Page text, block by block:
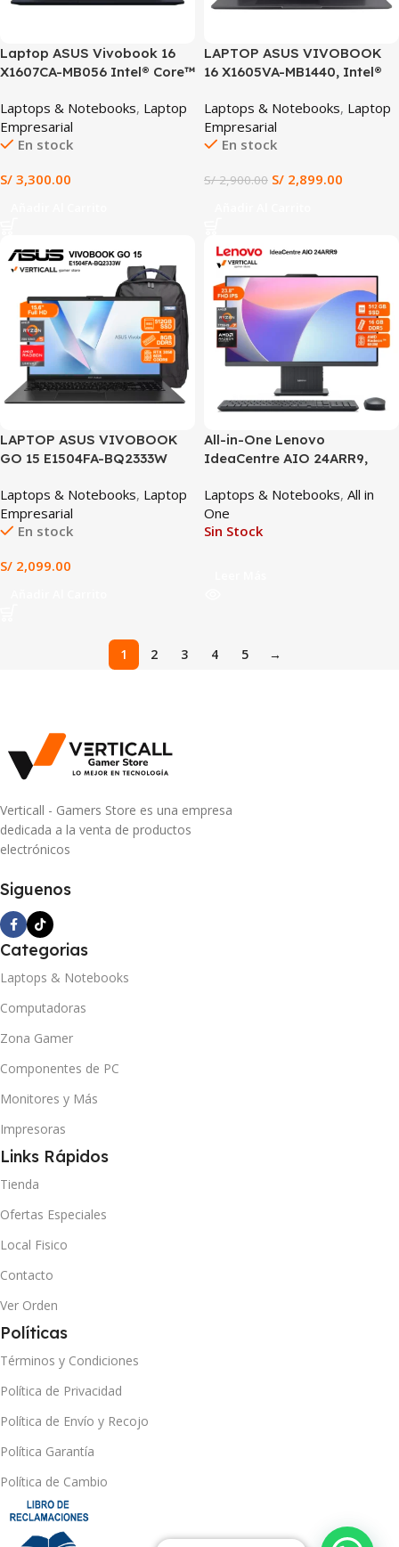
Laptop ASUS Vivobook 16
X1607CA-MB056 Intel® Core™
512GB SSD 16″ WUXGA IPS
Windows 11 Home
Laptops & Notebooks, Laptop
Empresarial
En stock
S/ 3,300.00
LAPTOP ASUS VIVOBOOK
16 X1605VA-MB1440, Intel®
512GB SSD, 16” WUXGA IPS,
Windows 11 Home, Teclado
Español, Ideal para
Laptops & Notebooks, Laptop
Empresarial
En stock
S/2,900.00 S/ 2,899.00
LAPTOP ASUS VIVOBOOK
GO 15 E1504FA-BQ2333W
RAM, 512GB SSD, 15.6″ FHD
60HZ, WIN 11 HOME,
ESPAÑOL + MOCHILA
Laptops & Notebooks, Laptop
Empresarial
En stock
S/ 2,099.00
All-in-One Lenovo
IdeaCentre AIO 24ARR9,
7735HS hasta 4.75GHz, 16GB
DDR5, 512GB SSD, AMD
Radeon Graphics, Windows
Laptops & Notebooks, All in
One
Sin Stock
1 2 3 4 5 →
Verticall - Gamers Store es una empresa
dedicada a la venta de productos
electrónicos
Siguenos
Categorias
Laptops & Notebooks
Computadoras
Zona Gamer
Componentes de PC
Monitores y Más
Impresoras
Links Rápidos
Tienda
Ofertas Especiales
Local Fisico
Contacto
Ver Orden
Políticas
Términos y Condiciones
Política de Privacidad
Política de Envío y Recojo
Política Garantía
Política de Cambio